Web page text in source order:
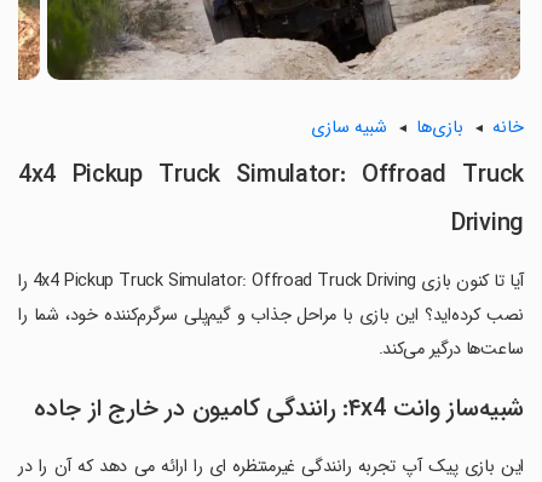
خانه بازی‌ها شبیه سازی
4x4 Pickup Truck Simulator: Offroad Truck
Driving
آیا تا کنون بازی 4x4 Pickup Truck Simulator: Offroad Truck Driving را
نصب کرده‌اید؟ این بازی با مراحل جذاب و گیم‌پلی سرگرم‌کننده خود، شما را
ساعت‌ها درگیر می‌کند.
شبیه‌ساز وانت ۴x4: رانندگی کامیون در خارج از جاده
این بازی پیک آپ تجربه رانندگی غیرمنتظره ای را ارائه می دهد که آن را در